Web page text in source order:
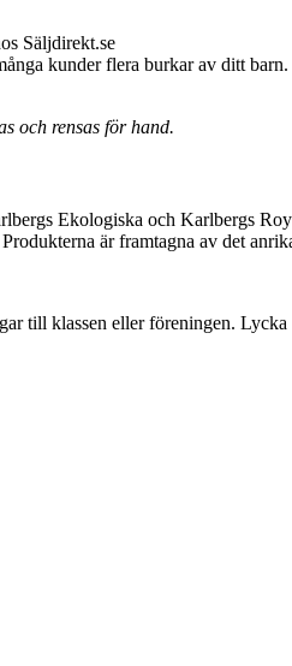
Säljdirekt.se
kunder flera burkar av ditt barn.
och rensas för hand.
Ekologiska och Karlbergs
är framtagna av det
till klassen eller föreningen.